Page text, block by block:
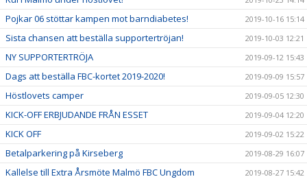
Pojkar 06 stöttar kampen mot barndiabetes! 2019-10-16 15:14
Sista chansen att beställa supportertröjan! 2019-10-03 12:21
NY SUPPORTERTRÖJA 2019-09-12 15:43
Dags att beställa FBC-kortet 2019-2020! 2019-09-09 15:57
Höstlovets camper 2019-09-05 12:30
KICK-OFF ERBJUDANDE FRÅN ESSET 2019-09-04 12:20
KICK OFF 2019-09-02 15:22
Betalparkering på Kirseberg 2019-08-29 16:07
Kallelse till Extra Årsmöte Malmö FBC Ungdom 2019-08-27 15:42